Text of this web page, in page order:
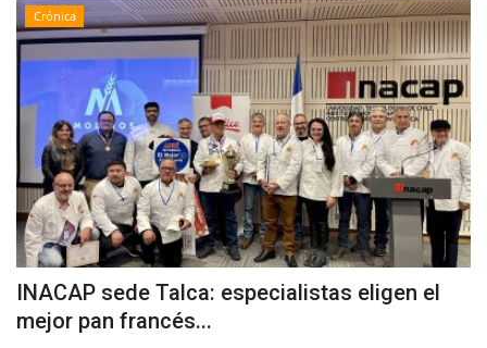
Crónica
INACAP sede Talca: especialistas eligen el
mejor pan francés...